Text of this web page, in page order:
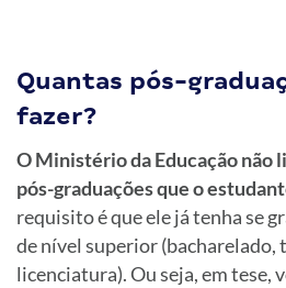
Quantas pós-
fazer?
O Ministério da Educação não
pós-graduações que o
requisito é que ele já tenha se
de nível superior (bacharelado,
licenciatura). Ou seja, em tese,